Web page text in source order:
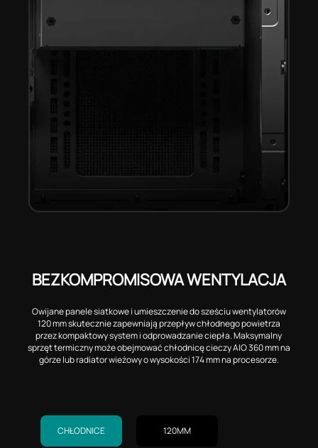
BEZKOMPROMISOWA WENTYLACJA
Owijane panele siatkowe i umieszczenie do sześciu wentylatorów
120 mm skutecznie zapewniają przepływ chłodnego powietrza
przez kompaktowy system i odprowadzanie ciepła. Maksymalny
sprzęt termiczny może obejmować chłodnicę cieczy AIO 360 mm na
górze lub radiator wieżowy o wysokości 174 mm na procesorze.
CHŁODNICE 120MM